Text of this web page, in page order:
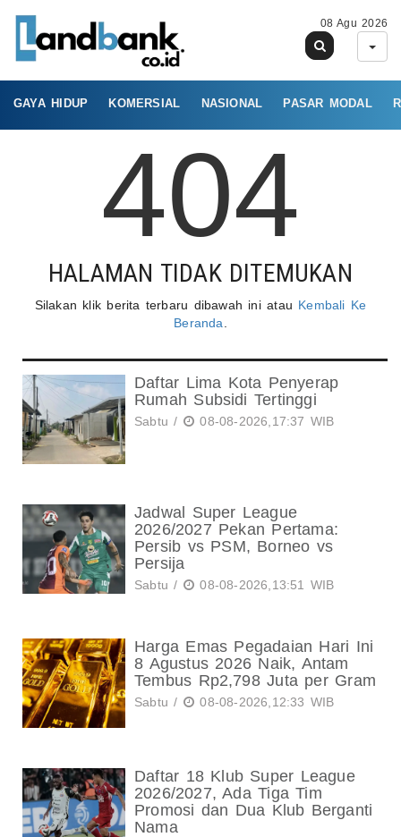
08 Agu 2026
GAYA HIDUP KOMERSIAL NASIONAL PASAR MODAL
404
HALAMAN TIDAK DITEMUKAN
Silakan klik berita terbaru dibawah ini atau Kembali Ke
Beranda
Daftar Lima Kota Penyerap
Rumah Subsidi Tertinggi
Sabtu / 08-08-2026,17:37 WIB
Jadwal Super League
2026/2027 Pekan Pertama:
Persib vs PSM, Borneo vs
Persija
Sabtu / 08-08-2026,13:51 WIB
Harga Emas Pegadaian Hari Ini
8 Agustus 2026 Naik, Antam
Tembus Rp2,798 Juta per Gram
Sabtu / 08-08-2026,12:33 WIB
Daftar 18 Klub Super League
2026/2027, Ada Tiga Tim
Promosi dan Dua Klub Berganti
Nama